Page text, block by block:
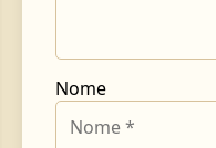
Nome